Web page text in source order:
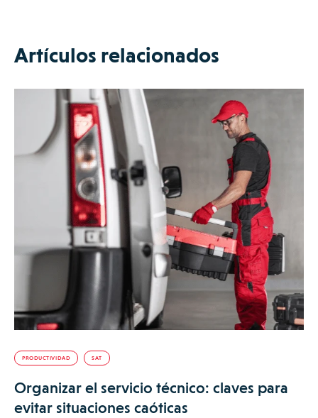
Artículos relacionados
PRODUCTIVIDAD SAT
Organizar el servicio técnico: claves para
evitar situaciones caóticas